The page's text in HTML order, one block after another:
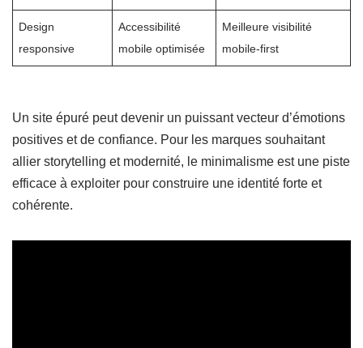
Design
responsive
Accessibilité
mobile optimisée
Meilleure visibilité
mobile-first
Un site épuré peut devenir un puissant vecteur d’émotions
positives et de confiance. Pour les marques souhaitant
allier storytelling et modernité, le minimalisme est une piste
efficace à exploiter pour construire une identité forte et
cohérente.